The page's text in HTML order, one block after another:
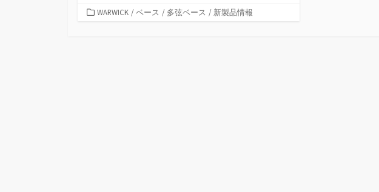
カWARWICK / ベース / 多弦ベース / 新製品情報